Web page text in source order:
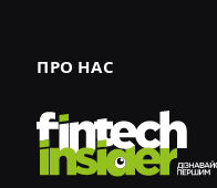
ПРО НАС